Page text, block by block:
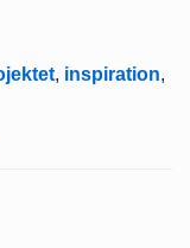
, inspiration,